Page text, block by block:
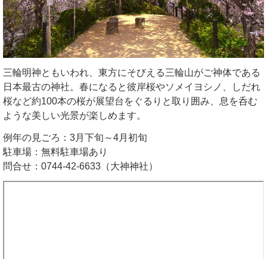
三輪明神ともいわれ、東方にそびえる三輪山がご神体である
日本最古の神社。春になると彼岸桜やソメイヨシノ、しだれ
桜など約100本の桜が展望台をぐるりと取り囲み、息を呑む
ような美しい光景が楽しめます。
例年の見ごろ：3月下旬～4月初旬
駐車場：無料駐車場あり
問合せ：0744-42-6633（大神神社）